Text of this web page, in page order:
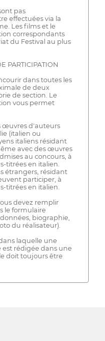
pas
effectuées via la
Les films et le
correspondants
du Festival au plus
PARTICIPATION
dans toutes les
de deux
de section. Le
vous permet
œuvres d'auteurs
(italien ou
italiens résidant
avec des œuvres
au concours, à
titrées en italien.
étrangers, résidant
participer, à
titrées en italien.
devez remplir
le formulaire
biographie,
du réalisateur).
laquelle une
rédigée dans une
doit toujours être